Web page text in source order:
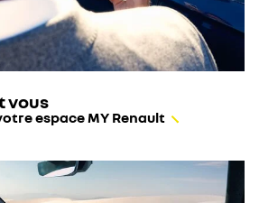
vous
espace MY Renault